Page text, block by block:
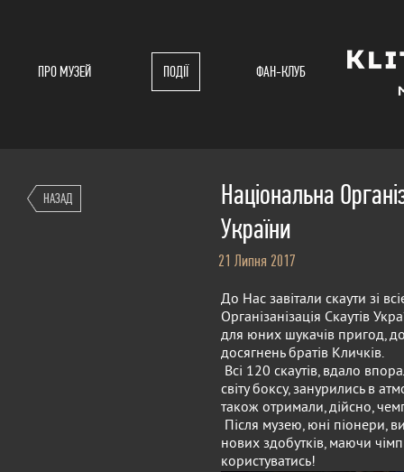
ПРО МУЗЕЙ ПОДІЇ ФАН-КЛУБ
НАЗАД
Національна
України
21 Липня 2017
До Нас завітали скаути зі
Організанізація Скаутів
для юних шукачів пригод,
досягнень братів Кличків.
Всі 120 скаутів, вдало
світу боксу, занурились в
також отримали, дійсно,
Після музею, юні піонери,
нових здобутків, маючи
користуватись!